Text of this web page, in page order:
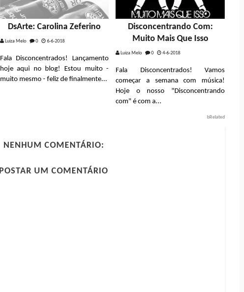
DsArte: Carolina Zeferino
Luiza Melo 0 6-6-2018
Fala Disconcentrados! Lançamento
hoje aqui no blog! Estou muito -
muito mesmo - feliz de finalmente...
Disconcentrando Com:
Muito Mais Que Isso
Luiza Melo 0 4-6-2018
Fala Disconcentrados! Vamos
começar a semana com música!
Hoje o nosso "Disconcentrando
com" é com a...
bRelated
NENHUM COMENTÁRIO:
POSTAR UM COMENTÁRIO